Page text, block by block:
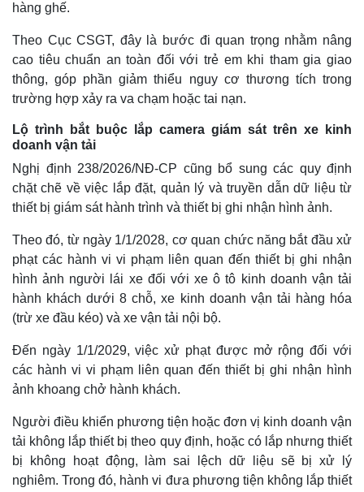
Thế giới
Cuộc sống đó đây
Hồ sơ
Multimedia
Ảnh
E-Magazine
Infographic
hàng ghế.
Theo Cục CSGT, đây là bước đi quan trọng nhằm nâng
cao tiêu chuẩn an toàn đối với trẻ em khi tham gia giao
thông, góp phần giảm thiểu nguy cơ thương tích trong
trường hợp xảy ra va chạm hoặc tai nạn.
Lộ trình bắt buộc lắp camera giám sát trên xe kinh
doanh vận tải
Nghị định 238/2026/NĐ-CP cũng bổ sung các quy định
chặt chẽ về việc lắp đặt, quản lý và truyền dẫn dữ liệu từ
thiết bị giám sát hành trình và thiết bị ghi nhận hình ảnh.
Theo đó, từ ngày 1/1/2028, cơ quan chức năng bắt đầu xử
phạt các hành vi vi phạm liên quan đến thiết bị ghi nhận
hình ảnh người lái xe đối với xe ô tô kinh doanh vận tải
hành khách dưới 8 chỗ, xe kinh doanh vận tải hàng hóa
(trừ xe đầu kéo) và xe vận tải nội bộ.
Đến ngày 1/1/2029, việc xử phạt được mở rộng đối với
các hành vi vi phạm liên quan đến thiết bị ghi nhận hình
ảnh khoang chở hành khách.
Người điều khiển phương tiện hoặc đơn vị kinh doanh vận
tải không lắp thiết bị theo quy định, hoặc có lắp nhưng thiết
bị không hoạt động, làm sai lệch dữ liệu sẽ bị xử lý
nghiêm. Trong đó, hành vi đưa phương tiện không lắp thiết